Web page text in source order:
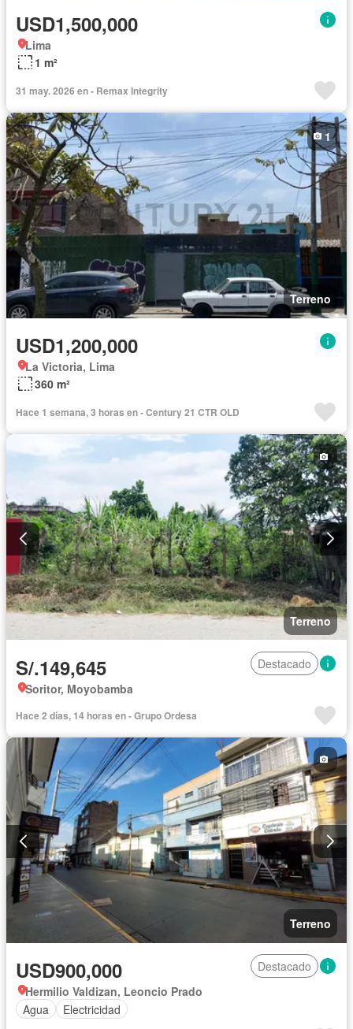
USD1,500,000
Lima
1 m²
31 may. 2026 en - Remax Integrity
Terreno
1
USD1,200,000
La Victoria, Lima
360 m²
Hace 1 semana, 3 horas en - Century 21 CTR OLD
Terreno
S/.149,645
Destacado
Soritor, Moyobamba
Hace 2 días, 14 horas en - Grupo Ordesa
Terreno
USD900,000
Destacado
Hermilio Valdizan, Leoncio Prado
Agua
Electricidad